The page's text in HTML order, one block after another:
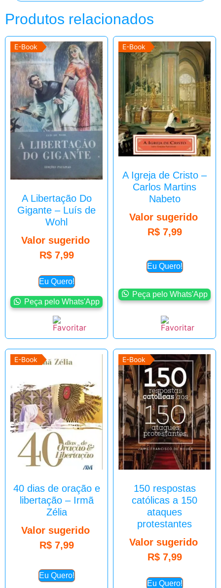
Produtos relacionados
E-Book
A Libertação Do
Gigante – Luís de
Wohl
Valor sugerido
R$7,99
Eu Quero!
Peça pelo Whats'App
E-Book
A Igreja de Cristo –
Carlos Martins
Nabeto
Valor sugerido
R$7,99
Eu Quero!
Peça pelo Whats'App
E-Book
40 dias de oração e
libertação – Irmã
Zélia
Valor sugerido
R$7,99
Eu Quero!
E-Book
150 respostas
católicas a 150
ataques
protestantes
Valor sugerido
R$7,99
Eu Quero!